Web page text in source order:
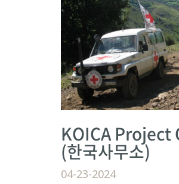
KOICA Project
(한국사무소)
04-23-2024